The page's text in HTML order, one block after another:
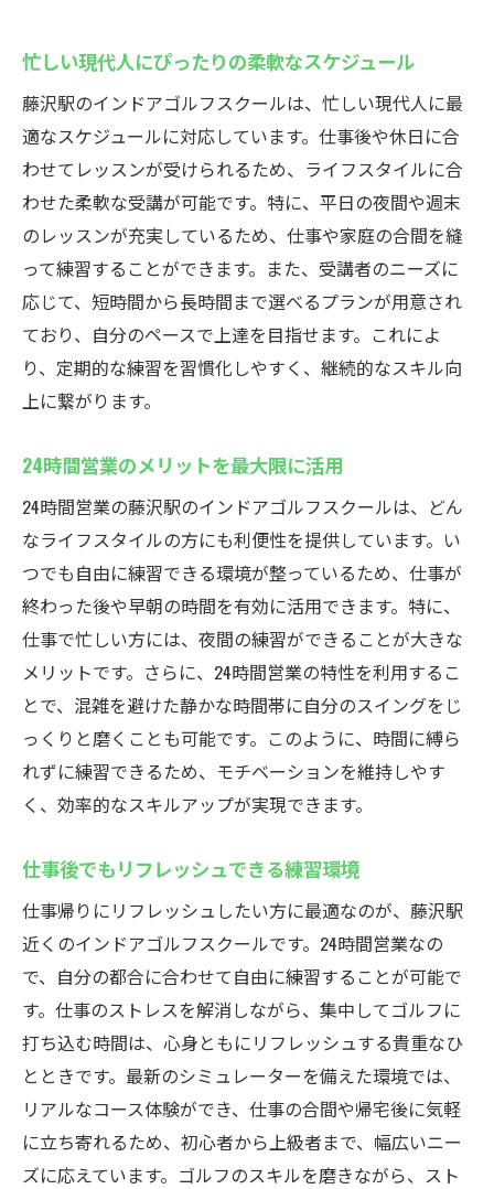
忙しい現代人にぴったりの柔軟なスケジュール
藤沢駅のインドアゴルフスクールは、忙しい現代人に最
適なスケジュールに対応しています。仕事後や休日に合
わせてレッスンが受けられるため、ライフスタイルに合
わせた柔軟な受講が可能です。特に、平日の夜間や週末
のレッスンが充実しているため、仕事や家庭の合間を縫
って練習することができます。また、受講者のニーズに
応じて、短時間から長時間まで選べるプランが用意され
ており、自分のペースで上達を目指せます。これによ
り、定期的な練習を習慣化しやすく、継続的なスキル向
上に繋がります。
24時間営業のメリットを最大限に活用
24時間営業の藤沢駅のインドアゴルフスクールは、どん
なライフスタイルの方にも利便性を提供しています。い
つでも自由に練習できる環境が整っているため、仕事が
終わった後や早朝の時間を有効に活用できます。特に、
仕事で忙しい方には、夜間の練習ができることが大きな
メリットです。さらに、24時間営業の特性を利用するこ
とで、混雑を避けた静かな時間帯に自分のスイングをじ
っくりと磨くことも可能です。このように、時間に縛ら
れずに練習できるため、モチベーションを維持しやす
く、効率的なスキルアップが実現できます。
仕事後でもリフレッシュできる練習環境
仕事帰りにリフレッシュしたい方に最適なのが、藤沢駅
近くのインドアゴルフスクールです。24時間営業なの
で、自分の都合に合わせて自由に練習することが可能で
す。仕事のストレスを解消しながら、集中してゴルフに
打ち込む時間は、心身ともにリフレッシュする貴重なひ
とときです。最新のシミュレーターを備えた環境では、
リアルなコース体験ができ、仕事の合間や帰宅後に気軽
に立ち寄れるため、初心者から上級者まで、幅広いニー
ズに応えています。ゴルフのスキルを磨きながら、スト